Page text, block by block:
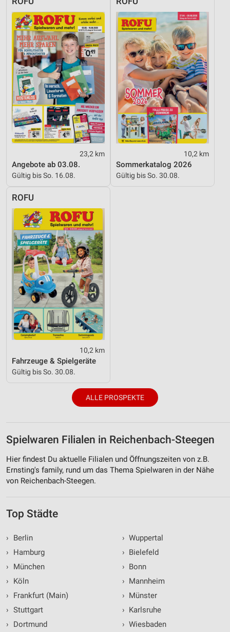
23,2 km
Angebote ab 03.08.
Gültig bis So. 16.08.
10,2 km
Sommerkatalog 2026
Gültig bis So. 30.08.
ROFU
10,2 km
Fahrzeuge & Spielgeräte
Gültig bis So. 30.08.
ALLE PROSPEKTE
Spielwaren Filialen in Reichenbach-Steegen
Hier findest Du aktuelle Filialen und Öffnungszeiten von z.B.
Ernsting's family, rund um das Thema Spielwaren in der Nähe
von Reichenbach-Steegen.
Top Städte
›
Berlin
›
Hamburg
›
München
›
Köln
›
Frankfurt (Main)
› Stuttgart
›
Dortmund
› Wuppertal
› Bielefeld
› Bonn
› Mannheim
› Münster
› Karlsruhe
› Wiesbaden
Performance
Funktional
Werbung